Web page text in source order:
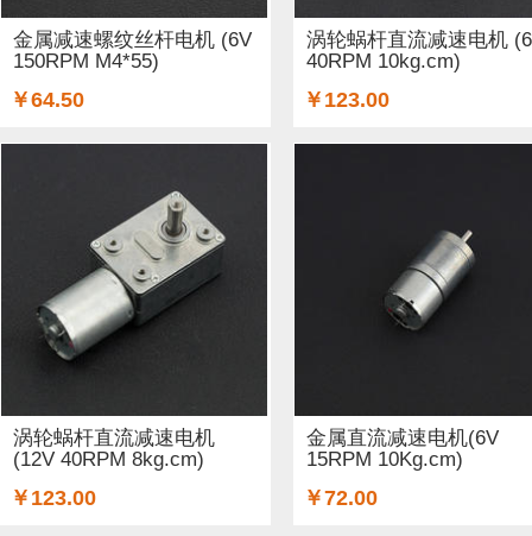
适配器和连接器 (26) 传感器 (6) 喇叭 (1) 光线&图
二极管和三极管 (1) AA电池 (15)
步进电机 (4) 蓝牙 (3) 晶振 (1) 无刷电机 (1) 英伟
金属减速螺纹丝杆电机 (6V
150RPM M4*55)
￥64.50
涡轮蜗杆直流减速电机
40RPM 10kg.cm)
￥123.00
涡轮蜗杆直流减速电机
(12V 40RPM 8kg.cm)
￥123.00
金属直流减速电机(6V
15RPM 10Kg.cm)
￥72.00